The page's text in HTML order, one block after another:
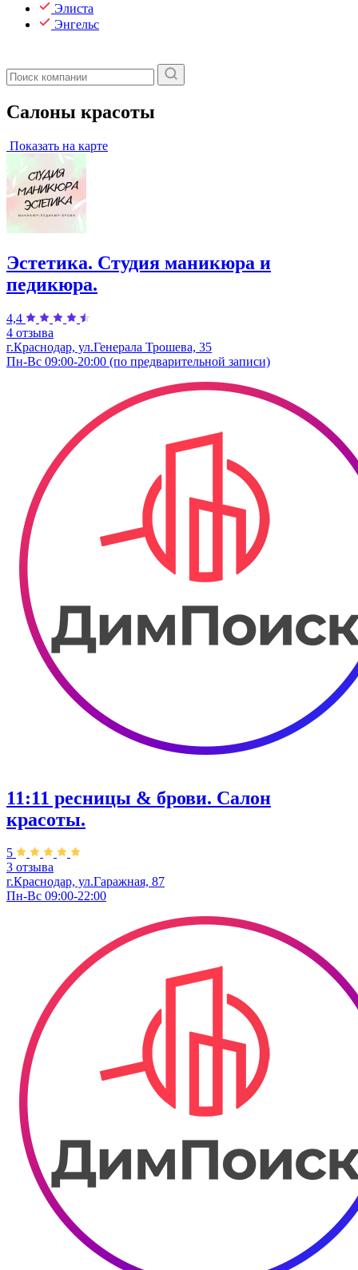
Элиста
Энгельс
Салоны красоты
Показать на карте
Эстетика. Студия маникюра и
педикюра.
4,4
4 отзыва
г.Краснодар, ул.Генерала Трошева, 35
Пн-Вс 09:00-20:00 (по предварительной записи)
11:11 ресницы & брови. Салон
красоты.
5
3 отзыва
г.Краснодар, ул.Гаражная, 87
Пн-Вс 09:00-22:00